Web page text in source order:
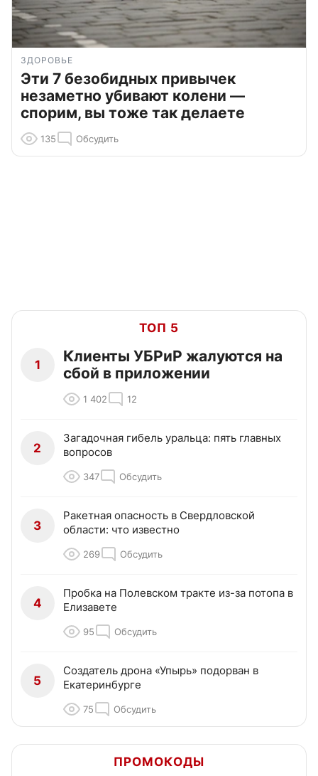
ЗДОРОВЬЕ
Эти 7 безобидных привычек
незаметно убивают колени —
спорим, вы тоже так делаете
135 Обсудить
ТОП 5
1
Клиенты УБРиР жалуются на
сбой в приложении
1 402 12
2
Загадочная гибель уральца: пять главных
вопросов
347 Обсудить
3
Ракетная опасность в Свердловской
области: что известно
269 Обсудить
4
Пробка на Полевском тракте из-за потопа в
Елизавете
95 Обсудить
5
Создатель дрона «Упырь» подорван в
Екатеринбурге
75 Обсудить
ПРОМОКОДЫ